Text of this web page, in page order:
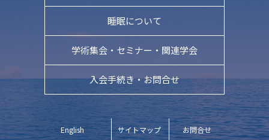
睡眠について
学術集会・ セミナー・関連学会
入会手続き・お問合せ
English サイトマップ お問合せ